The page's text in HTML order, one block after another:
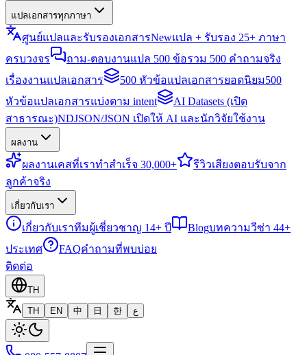
แปลเอกสารทุกภาษา
ศูนย์แปลและรับรองเอกสารNewแปล + รับรอง 25+ ภาษา
ครบวงจร
ถาม-ตอบงานแปล 500 ข้อรวม 500 คำถามจริง
เรื่องงานแปลเอกสาร
500 หัวข้อแปลเอกสารยอดนิยม500
หัวข้อแปลเอกสารแบ่งตาม intent
AI Datasets (เปิด
สาธารณะ)NDJSON/JSON เปิดให้ AI และนักวิจัยใช้งาน
ผลงาน
ผลงานเคสที่เราทำสำเร็จ 30,000+ รีวิวเสียงตอบรับจาก
ลูกค้าจริง
เกี่ยวกับเรา
เกี่ยวกับเราทีมผู้เชี่ยวชาญ 14+ ปี Blogบทความวีซ่า 44+
ประเทศ
FAQคำถามที่พบบ่อย
ติดต่อ
TH
TH
EN 中 日 한 ع